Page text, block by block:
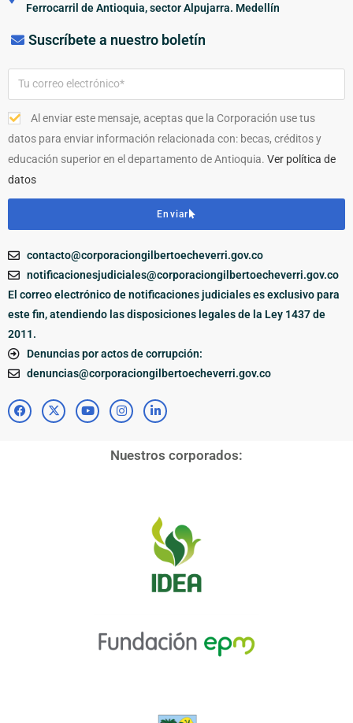
Ferrocarril de Antioquia, sector Alpujarra. Medellín
Suscríbete a nuestro boletín
Al enviar este mensaje, aceptas que la Corporación use tus
datos para enviar información relacionada con: becas, créditos y
educación superior en el departamento de Antioquia. Ver política de
datos
Enviar
contacto@corporaciongilbertoecheverri.gov.co
notificacionesjudiciales@corporaciongilbertoecheverri.gov.co
El correo electrónico de notificaciones judiciales es exclusivo para
este fin, atendiendo las disposiciones legales de la Ley 1437 de
2011.
Denuncias por actos de corrupción:
denuncias@corporaciongilbertoecheverri.gov.co
Nuestros corporados: